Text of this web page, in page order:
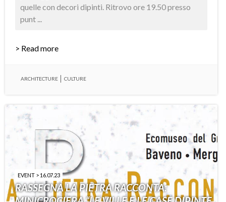
quelle con decori dipinti. Ritrovo ore 19.50 presso
punt ...
> Read more
ARCHITECTURE CULTURE
EVENT > 16.07.23
RASSEGNA LA PIETRA RACCONTA: